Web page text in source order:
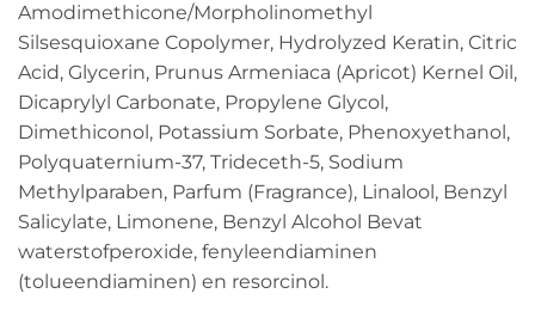
Amodimethicone/Morpholinomethyl
Silsesquioxane Copolymer, Hydrolyzed Keratin, Citric
Acid, Glycerin, Prunus Armeniaca (Apricot) Kernel Oil,
Dicaprylyl Carbonate, Propylene Glycol,
Dimethiconol, Potassium Sorbate, Phenoxyethanol,
Polyquaternium-37, Trideceth-5, Sodium
Methylparaben, Parfum (Fragrance), Linalool, Benzyl
Salicylate, Limonene, Benzyl Alcohol Bevat
waterstofperoxide, fenyleendiaminen
(tolueendiaminen) en resorcinol.